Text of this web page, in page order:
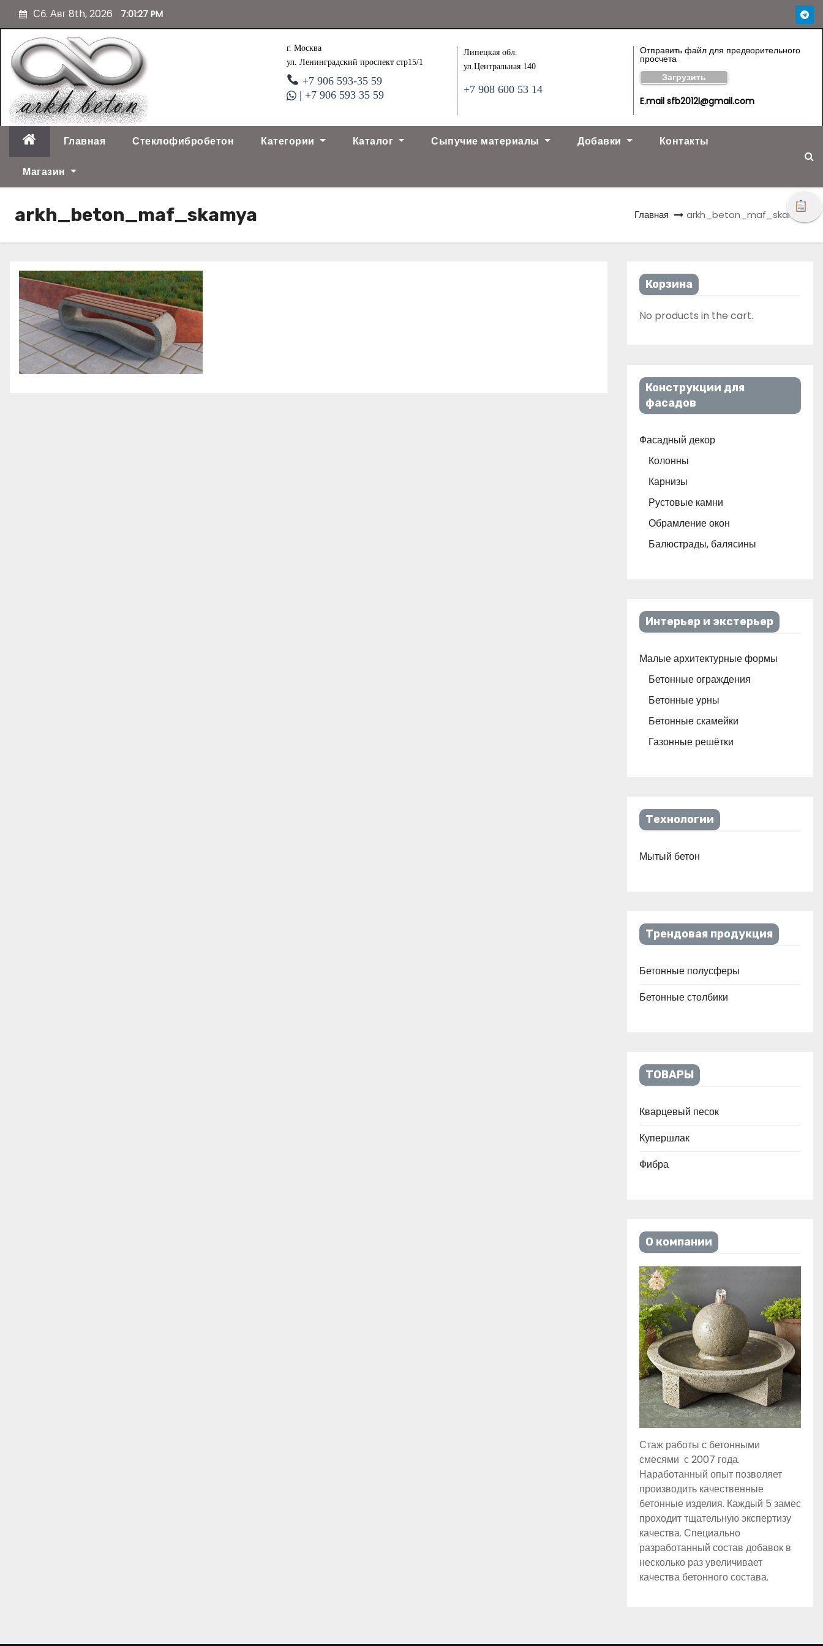
с
о
Сб. Авг 8th, 2026 7:01:28 PM
г. Москва
ул. Ленинградский проспект стр15/1
+7 906 593-35 59
| +7 906 593 35 59
Липецкая обл.
ул.Центральная 140
+7 908 600 53 14
Отправить файл для предворительного
просчета
Загрузить
E.mail sfb2012l@gmail.com
Главная Стеклофибробетон Категории Каталог Сыпучие материалы Добавки Контакты
Магазин
arkh_beton_maf_skamya Главная arkh_beton_maf_skamya
Корзина
No products in the cart.
Конструкции для
фасадов
Фасадный декор
Колонны
Карнизы
Рустовые камни
Обрамление окон
Балюстрады, балясины
Интерьер и экстерьер
Малые архитектурные формы
Бетонные ограждения
Бетонные урны
Бетонные скамейки
Газонные решётки
Технологии
Мытый бетон
Трендовая продукция
Бетонные полусферы
Бетонные столбики
ТОВАРЫ
Кварцевый песок
Купершлак
Фибра
О компании
Стаж работы с бетонными
смесями с 2007 года.
Наработанный опыт позволяет
производить качественные
бетонные изделия. Каждый 5 замес
проходит тщательную экспертизу
качества. Специально
разработанный состав добавок в
несколько раз увеличивает
качества бетонного состава.